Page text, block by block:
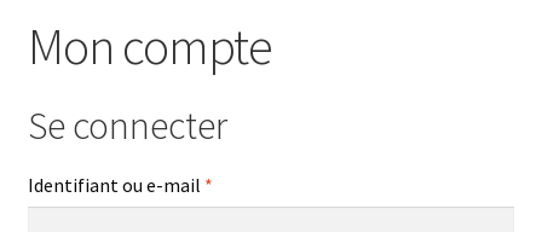
Mon compte
Se connecter
Identifiant ou e-mail *Obligatoire